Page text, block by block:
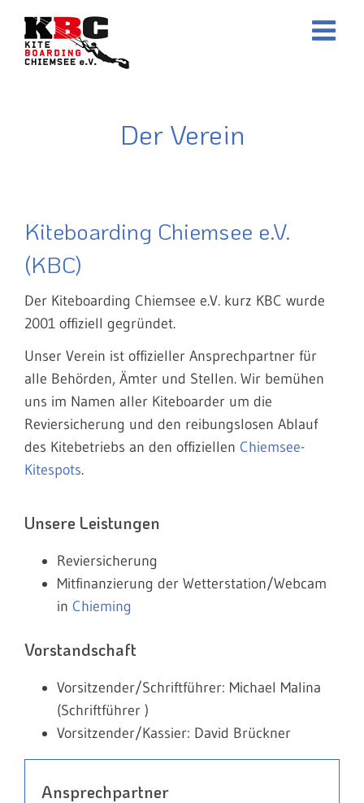
Inhalt
springen
Der Verein
Kiteboarding Chiemsee e.V.
(KBC)
Der Kiteboarding Chiemsee e.V. kurz KBC wurde
2001 offiziell gegründet.
Unser Verein ist offizieller Ansprechpartner für
alle Behörden, Ämter und Stellen. Wir bemühen
uns im Namen aller Kiteboarder um die
Reviersicherung und den reibungslosen Ablauf
des Kitebetriebs an den offiziellen Chiemsee-
Kitespots.
Ansprechpartner
Unsere Leistungen
Reviersicherung
Mitfinanzierung der Wetterstation/Webcam
in Chieming
Vorstandschaft
Vorsitzender/Schriftführer: Michael Malina
(Schriftführer )
Vorsitzender/Kassier: David Brückner